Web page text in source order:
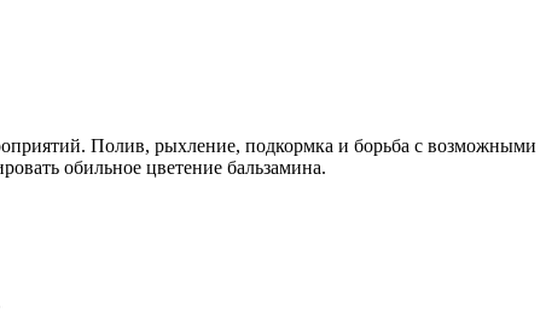
Полив, рыхление, подкормка и борьба с возможными
обильное цветение бальзамина.